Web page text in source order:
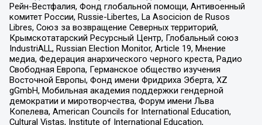
Рейн-Вестфалия, Фонд глобальной помощи, Антивоенный
комитет России, Russie-Libertes, La Asocicion de Rusos
Libres, Союз за возвращение Северных территорий,
Крымскотатарский Ресурсный Центр, Глобальный союз
IndustriALL, Russian Election Monitor, Article 19, Мнение
медиа, Федерация анархического черного креста, Радио
Свободная Европа, Германское общество изучения
Восточной Европы, Фонд имени Фридриха Эберта, XZ
gGmbH, Мобильная академия поддержки гендерной
демократии и миротворчества, Форум имени Льва
Копелева, American Councils for International Education,
Cultural Vistas, Institute of International Education,